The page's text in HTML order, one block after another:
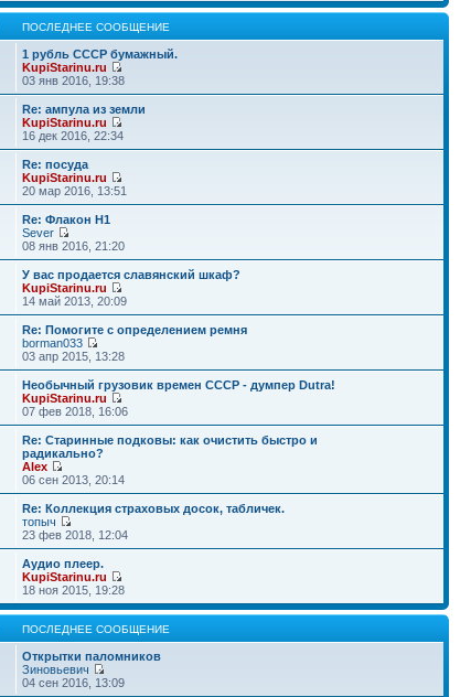
ПОСЛЕДНЕЕ СООБЩЕНИЕ
1 рубль СССР бумажный.
KupiStarinu.ru
03 янв 2016, 19:38
Re: ампула из земли
KupiStarinu.ru
16 дек 2016, 22:34
Re: посуда
KupiStarinu.ru
20 мар 2016, 13:51
Re: Флакон Н1
Sever
08 янв 2016, 21:20
У вас продается славянский шкаф?
KupiStarinu.ru
14 май 2013, 20:09
Re: Помогите с определением ремня
borman033
03 апр 2015, 13:28
Необычный грузовик времен СССР - думпер Dutra!
KupiStarinu.ru
07 фев 2018, 16:06
Re: Старинные подковы: как очистить быстро и
радикально?
Alex
06 сен 2013, 20:14
Re: Коллекция страховых досок, табличек.
топыч
23 фев 2018, 12:04
Аудио плеер.
KupiStarinu.ru
18 ноя 2015, 19:28
ПОСЛЕДНЕЕ СООБЩЕНИЕ
Открытки паломников
Зиновьевич
04 сен 2016, 13:09